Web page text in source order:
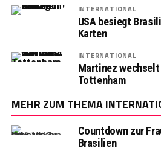
INTERNATIONAL
USA besiegt
Karten
INTERNATIONAL
Martinez wechselt
Tottenham
MEHR ZUM THEMA
Countdown zur
Brasilien